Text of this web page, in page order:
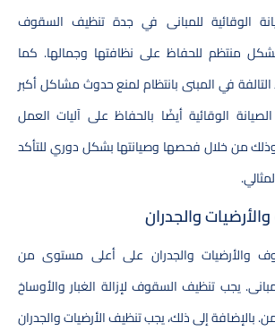
الوقائية للمبانى في جدة تنظيف السقوف
بشكل منتظم للحفاظ على نظافتها وجمالها. كما
التالفة في المبنى بانتظام لمنع حدوث مشاكل أكبر
الوقائية أيضًا بالحفاظ على آليات العمل
وذلك من خلال فحصها وصيانتها بشكل دوري للتأكد
والجدران
والأرضيات والجدران على أعلى مستوى من
يجب تنظيف السقوف لإزالة الغبار والأوساخ
بالإضافة إلى ذلك، يجب تنظيف الأرضيات والجدران